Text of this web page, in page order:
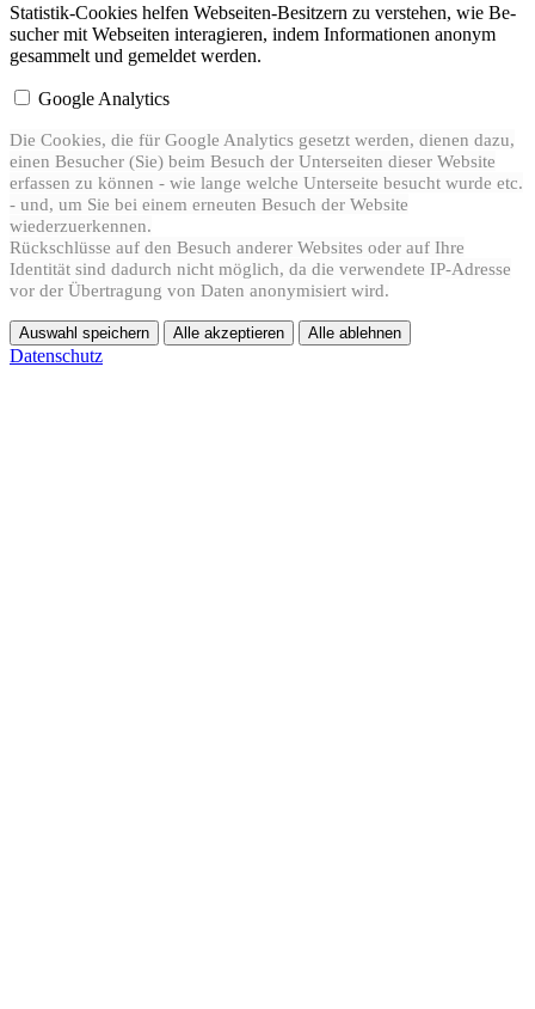
Statistik-Cookies helfen Web­seiten-Besitzern zu verstehen, wie Be­
sucher mit Web­seiten inter­a­gieren, indem In­for­ma­tio­nen ano­nym
gesam­melt und gemel­det wer­den.
Google Analytics
Die Cookies, die für Google Analytics gesetzt werden, dienen dazu,
einen Besucher (Sie) beim Besuch der Unterseiten dieser Website
erfassen zu können - wie lange welche Unterseite besucht wurde etc.
- und, um Sie bei einem erneuten Besuch der Website
wiederzuerkennen.
Rückschlüsse auf den Besuch anderer Websites oder auf Ihre
Identität sind dadurch nicht möglich, da die verwendete IP-Adresse
vor der Übertragung von Daten anonymisiert wird.
Auswahl speichern Alle akzeptieren Alle ablehnen
Datenschutz